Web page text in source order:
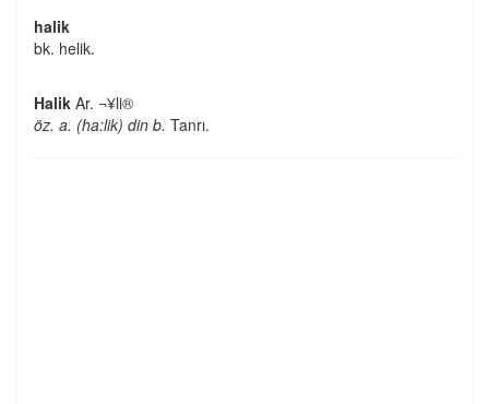
halik
bk. helik.
Halik Ar. ¬¥li®
öz. a. (ha:lik) din b. Tanrı.